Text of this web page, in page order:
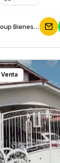
Galceb Group Bienes Raices
Venta